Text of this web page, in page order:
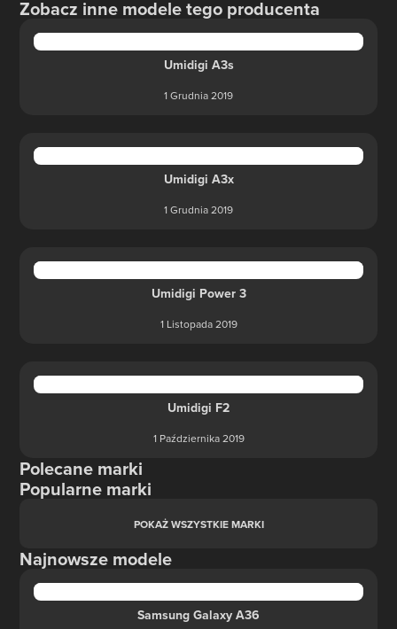
Zobacz inne modele tego producenta
Umidigi A3s
1 Grudnia 2019
Umidigi A3x
1 Grudnia 2019
Umidigi Power 3
1 Listopada 2019
Umidigi F2
1 Października 2019
Polecane marki
Popularne marki
POKAŻ WSZYSTKIE MARKI
Najnowsze modele
Samsung Galaxy A36